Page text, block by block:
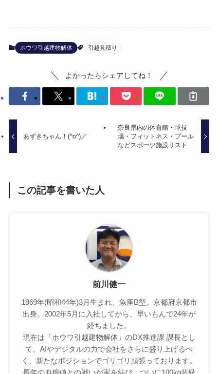
ホウワ引越建物解体 引越見積り
よかったらシェアしてね！
あずきちゃん！(^o^)／
奈良県内の体育館・球技
場・フィットネス・プール
などスポーツ施設リスト
この記事を書いた人
前川健一
1969年(昭和44年)3月生まれ、魚座B型。京都府京都市
出身。2002年5月に入社してから、早いもんで24年が
経ちました。
現在は「ホウワ引越建物解体」のDX推進課 課長とし
て、AIやデジタルの力で会社をさらに盛り上げるべ
く、新たなポジションでゴリゴリ頑張っております。